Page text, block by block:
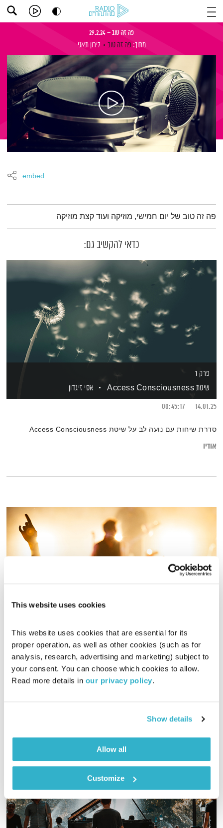
This website uses cookies
This website uses cookies that are essential for its
proper operation, as well as other cookies (such as for
analysis, research, advertising and marketing) subject to
your consent. You can choose which cookies to allow.
Read more details in our privacy policy.
Show details
Allow all
Customize
פה זה טוב – 29.2.24
מתוך: פה זה טוב לירון תאני
embed
תמצית הפודקאסט
פה זה טוב של יום חמישי, מוזיקה ועוד קצת מוזיקה
כדאי להקשיב גם:
פרק 1
שיטת Access Consciousness
אסי זיגדון
14.01.25
00:45:17
סדרת שיחות עם נועה לב על שיטת Access Consciousness
אודיו
מנועים קדימה
גלית גורא-עיני
13.01.20
01:00:12
כל יום בדרך הביתה – שעה של מוזיקה מעולה בעריכתה ובהגשתה
אודיו